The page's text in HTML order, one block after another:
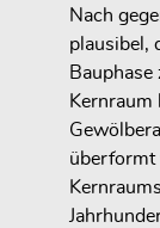
Nach
plausibel,
Kernraum
überformt